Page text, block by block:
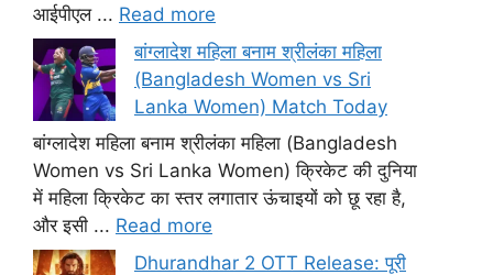
आईपीएल ... Read more
बांग्लादेश महिला बनाम श्रीलंका महिला
(Bangladesh Women vs Sri
Lanka Women) Match Today
बांग्लादेश महिला बनाम श्रीलंका महिला (Bangladesh
Women vs Sri Lanka Women) क्रिकेट की दुनिया
में महिला क्रिकेट का स्तर लगातार ऊंचाइयों को छू रहा है,
और इसी ... Read more
Dhurandhar 2 OTT Release: पूरी